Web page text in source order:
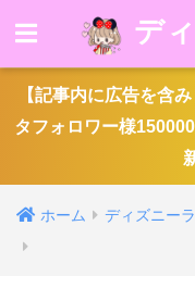
デ
【記事内に広告を含
タフォロワー様
ホーム ディズニー